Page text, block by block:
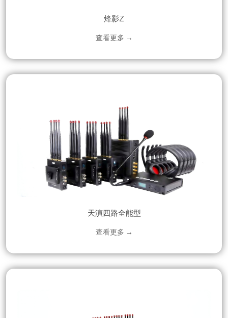
烽影Z
查看更多 →
天演四路全能型
查看更多 →